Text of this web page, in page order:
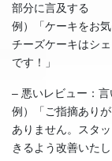
部分に言及する
例）「ケーキをお
チーズケーキはシ
です！」
– 悪いレビュー：
例）「ご指摘あり
ありません。スタ
きるよう改善いたし